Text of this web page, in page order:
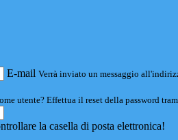
E-mail Verrà inviato un messaggio
utente? Effettua il reset della password
la casella di posta elettronica!